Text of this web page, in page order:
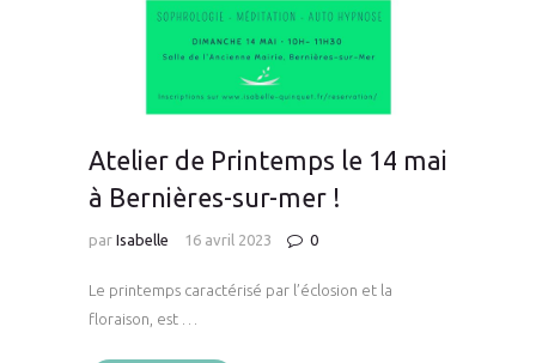
Atelier de Printemps le 14 mai
à Bernières-sur-mer !
par Isabelle 16 avril 2023 0
Le printemps caractérisé par l’éclosion et la
floraison, est …